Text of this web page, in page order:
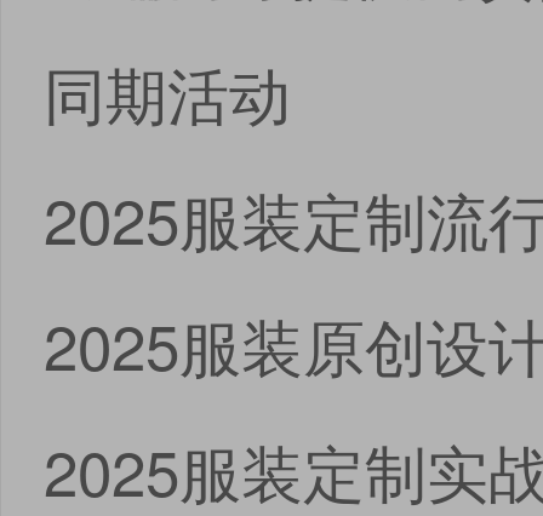
同期活动
2025服装定制流
2025服装原创设
2025服装定制实